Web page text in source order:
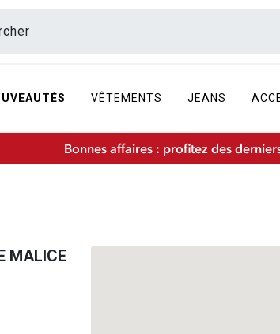
VÊTEMENTS JEANS
Bonnes affaires : profitez des
MALICE